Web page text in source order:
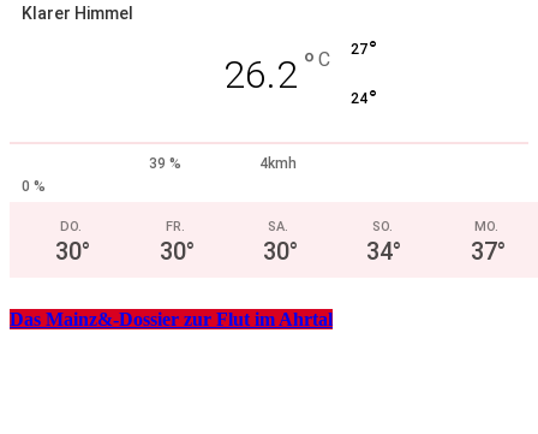
Klarer Himmel
26.2 ° C 27°
24°
39 %
4kmh
0 %
DO.
30°
FR.
30°
SA.
30°
SO.
34°
MO.
37°
Das Mainz&-Dossier zur Flut im Ahrtal